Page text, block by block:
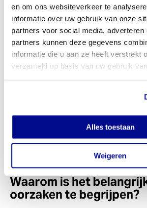
en om ons websiteverkeer te
informatie over uw gebruik van onze
partners voor social media, adverteren
partners kunnen deze gegevens
informatie die u aan ze heeft verstrekt
verzameld op basis van uw gebruik
Alles toestaan
Weigeren
wereldoorlog
De moord zette een kettingreactie in
bondgenootschappen moesten
Legers maakten zich klaar voor de
juli en begin augustus 1914 volgden
zouden zijn. Dit bleek een grote fout.
vier jaar en kostte miljoenen
Waarom is het
oorzaken te begrijpen?